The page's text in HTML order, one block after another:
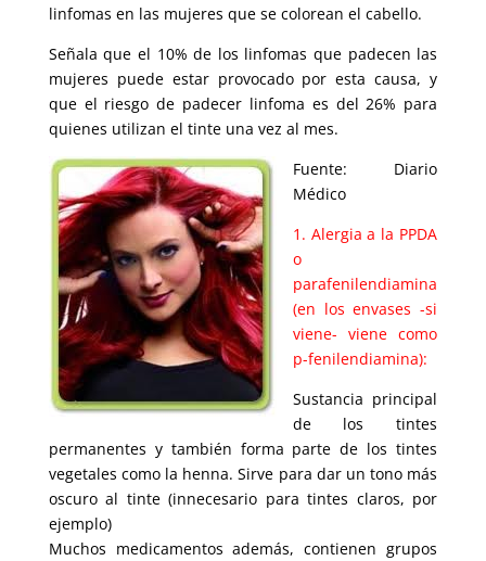
linfomas en las mujeres que se colorean el cabello.
Señala que el 10% de los linfomas que padecen las
mujeres puede estar provocado por esta causa, y
que el riesgo de padecer linfoma es del 26% para
quienes utilizan el tinte una vez al mes.
Fuente: Diario
Médico
1. Alergia a la PPDA
o
parafenilendiamina
(en los envases -si
viene- viene como
p-fenilendiamina):
Sustancia principal
de los tintes
permanentes y también forma parte de los tintes
vegetales como la henna. Sirve para dar un tono más
oscuro al tinte (innecesario para tintes claros, por
ejemplo)
Muchos medicamentos además, contienen grupos